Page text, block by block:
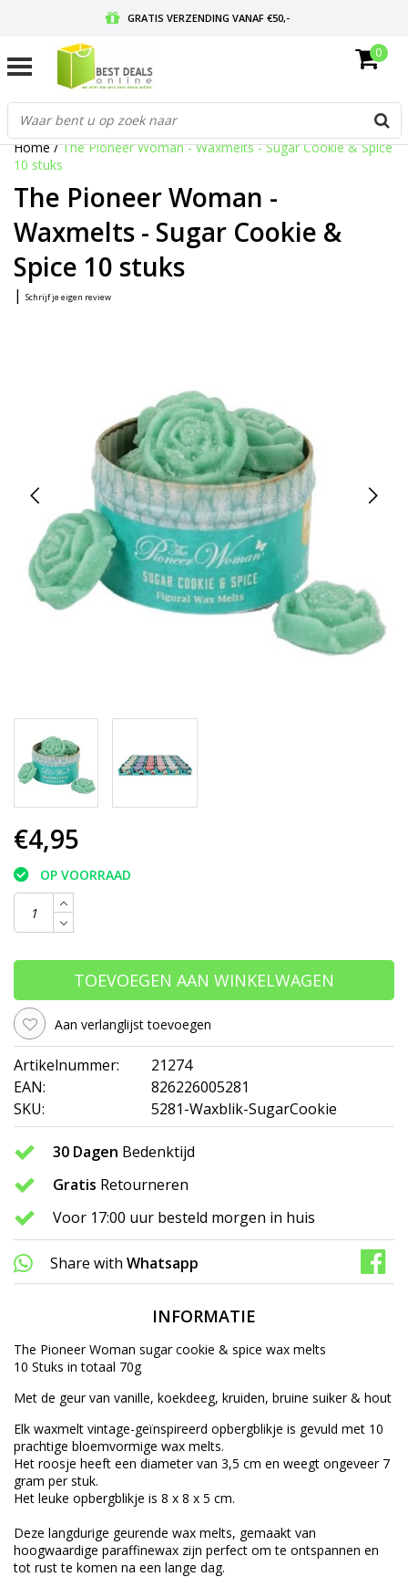
GRATIS VERZENDING VANAF €50,-
GRATIS RETOURNEREN EN 30 DAGEN BEDENKTIJD
0
Home/The Pioneer Woman - Waxmelts - Sugar Cookie & Spice
10 stuks
The Pioneer Woman -
Waxmelts - Sugar Cookie &
Spice 10 stuks
| Schrijf je eigen review
€4,95
OP VOORRAAD
TOEVOEGEN AAN WINKELWAGEN
Aan verlanglijst toevoegen
Artikelnummer:
21274
EAN:
826226005281
SKU:
5281-Waxblik-SugarCookie
30 Dagen Bedenktijd
Gratis Retourneren
Voor 17:00 uur besteld morgen in huis
Share with Whatsapp
INFORMATIE
The Pioneer Woman sugar cookie & spice wax melts
10 Stuks in totaal 70g
Met de geur van vanille, koekdeeg, kruiden, bruine suiker & hout
Elk waxmelt vintage-geïnspireerd opbergblikje is gevuld met 10
prachtige bloemvormige wax melts.
Het roosje heeft een diameter van 3,5 cm en weegt ongeveer 7
gram per stuk.
Het leuke opbergblikje is 8 x 8 x 5 cm.
Deze langdurige geurende wax melts, gemaakt van
hoogwaardige paraffinewax zijn perfect om te ontspannen en
tot rust te komen na een lange dag.